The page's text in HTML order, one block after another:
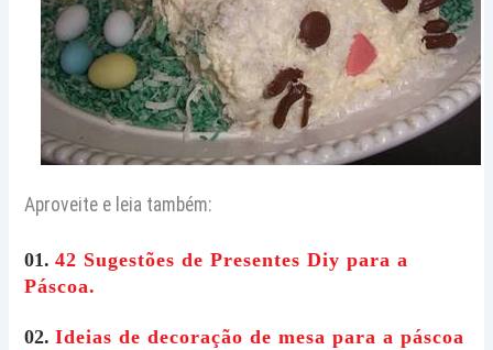
Aproveite e leia também:
01.42 Sugestões de Presentes Diy para a
Páscoa.
02.Ideias de decoração de mesa para a páscoa